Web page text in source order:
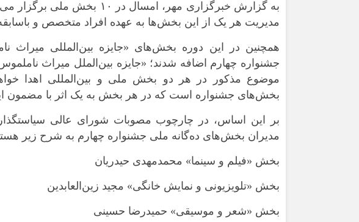
به گزارش خبرگزاری مهر،
مدیریت هر یک از این بخش‌ها به عهده افراد متخصص و
همچنین در این دوره بخش‌های «جایزه بین‌المللی میراث
جشنواره چهارم اضافه شدند؛ «جایزه بین‌الملل میراث
موضوع مذکور در هر دو بخش ملی و بین‌المللی اهدا
بخش‌های جشنواره است که در هر بخش به یک اثر با مضمون ایران در جنگ ۱۲ روزه
بر این اساس، در چارچوب مصوبات شورای عالی
مدیران بخش‌های ده‌گانه ملی جشنواره چهارم به شرح زیر
بخش «فیلم و سینما» محمدمهدی حیدریان
بخش «تلویزیونی و نمایش خانگی» مجید زین‌العابدین
بخش «شعر و موسیقی» حمیدرضا حسینی